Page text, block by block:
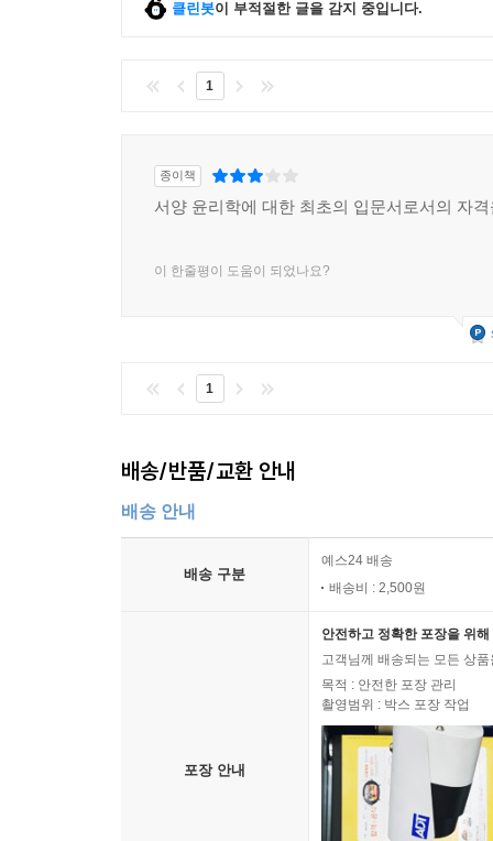
클린봇이 부적절한 글을 감지 중입니다.
1
종이책
서양 윤리학에 대한 최초의 입문서로서의 자
이 한줄평이 도움이 되었나요?
1
배송/반품/교환 안내
배송 안내
배송 구분
예스24 배송
배송비 : 2,500원
포장 안내
안전하고 정확한 포장을 위
고객님께 배송되는 모든 상
목적 : 안전한 포장 관리
촬영범위 : 박스 포장 작업